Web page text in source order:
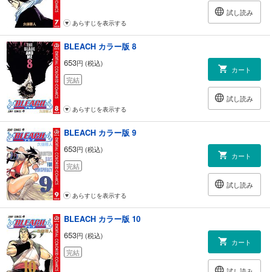
試し読み
あらすじを表示する
BLEACH カラー版 8
653円 (税込)
完結
カート
試し読み
あらすじを表示する
BLEACH カラー版 9
653円 (税込)
完結
カート
試し読み
あらすじを表示する
BLEACH カラー版 10
653円 (税込)
完結
カート